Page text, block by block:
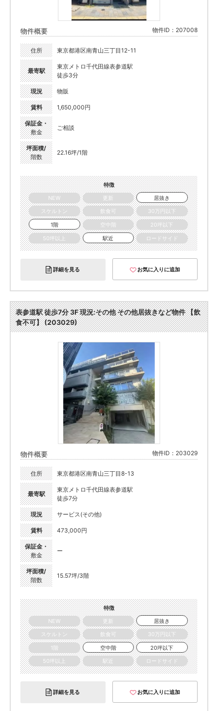
物件概要 物件ID：207008
住所 東京都港区南青山三丁目12-11
最寄駅
東京メトロ千代田線表参道駅
徒歩3分
現況 物販
賃料 1,650,000円
保証金・
敷金
ご相談
坪面積/
階数
22.16坪/1階
特徴
NEW
更新
居抜き
スケルトン
飲食可
30万円以下
1階
空中階
20坪以下
50坪以上
駅近 ロードサイド
詳細を見る お気に入りに追加
表参道駅 徒歩7分 3F 現況:その他 その他居抜きなど物件 【飲
食不可】 (203029)
物件概要 物件ID：203029
住所 東京都港区南青山三丁目8-13
最寄駅
東京メトロ千代田線表参道駅
徒歩7分
現況 サービス(その他)
賃料 473,000円
保証金・
敷金
ー
坪面積/
階数
15.57坪/3階
特徴
NEW
更新
居抜き
スケルトン
飲食可
30万円以下
1階
空中階
20坪以下
50坪以上
駅近 ロードサイド
詳細を見る お気に入りに追加